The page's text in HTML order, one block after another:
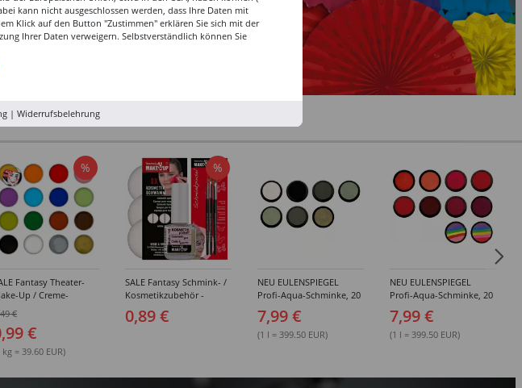
%
Fantasy Theater-
Up / Creme-
- Verschiedene
€
€
kg = 39.60 EUR)
%
SALE Fantasy Schmink- /
Kosmetikzubehör -
0,89 €
NEU EULENSPIEGEL
Profi-Aqua-Schminke, 20
Grau-Töne -
Verschiedene Farben
7,99 €
(1 l = 399.50 EUR)
NEU EULENSPIEGEL
Profi-Aqua-Schminke, 20
Verschiedene Farben
7,99 €
(1 l = 399.50 EUR)
kann nicht ausgeschlossen werden, dass Ihre Daten mit
Klick auf den Button "Zustimmen" erklären Sie sich mit der
Ihrer Daten verweigern. Selbstverständlich können Sie
| Widerrufsbelehrung